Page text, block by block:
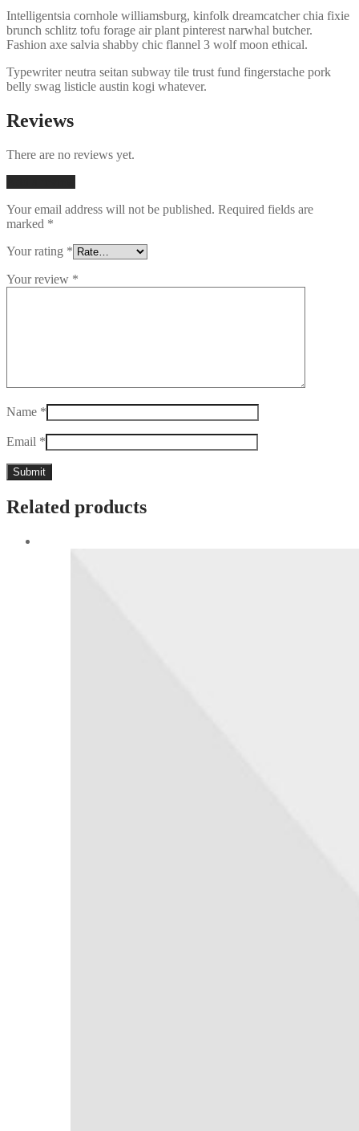
Intelligentsia cornhole williamsburg, kinfolk dreamcatcher chia fixie
brunch schlitz tofu forage air plant pinterest narwhal butcher.
Fashion axe salvia shabby chic flannel 3 wolf moon ethical.
Typewriter neutra seitan subway tile trust fund fingerstache pork
belly swag listicle austin kogi whatever.
Reviews
There are no reviews yet.
Your email address will not be published. Required fields are
marked *
Your rating *
Your review *
Name *
Email *
Related products